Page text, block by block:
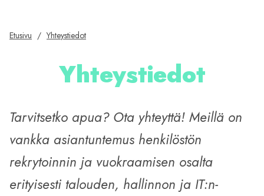
Etusivu / Yhteystiedot
Yhteystiedot
Tarvitsetko apua? Ota yhteyttä! Meillä on
vankka asiantuntemus henkilöstön
rekrytoinnin ja vuokraamisen osalta
erityisesti talouden, hallinnon ja IT:n-